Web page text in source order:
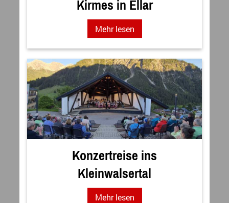
Kirmes in Ellar
Mehr lesen
Konzertreise ins
Kleinwalsertal
Mehr lesen